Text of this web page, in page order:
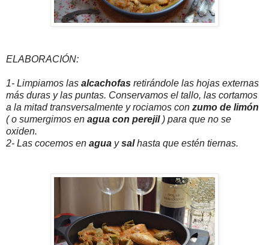
ELABORACIÓN:
1- Limpiamos las alcachofas retirándole las hojas externas
más duras y las puntas. Conservamos el tallo, las cortamos
a la mitad transversalmente y rociamos con zumo de limón
( o sumergimos en agua con perejil) para que no se
oxiden.
2- Las cocemos en agua ysalhasta que estén tiernas.